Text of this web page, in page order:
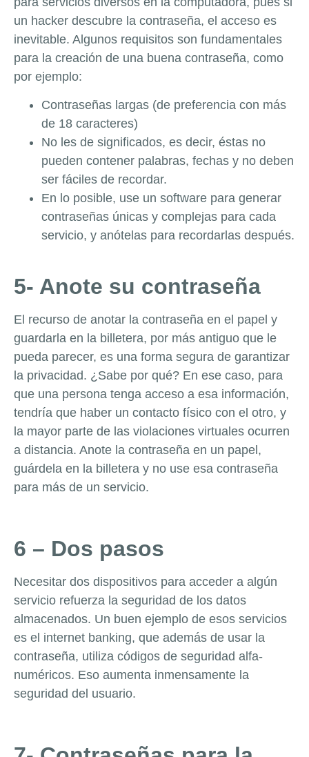
un hacker descubre la contraseña, el acceso es
inevitable. Algunos requisitos son fundamentales
para la creación de una buena contraseña, como
por ejemplo:
Contraseñas largas (de preferencia con más
de 18 caracteres)
No les de significados, es decir, éstas no
pueden contener palabras, fechas y no deben
ser fáciles de recordar.
En lo posible, use un software para generar
contraseñas únicas y complejas para cada
servicio, y anótelas para recordarlas después.
5- Anote su contraseña
El recurso de anotar la contraseña en el papel y
guardarla en la billetera, por más antiguo que le
pueda parecer, es una forma segura de garantizar
la privacidad. ¿Sabe por qué? En ese caso, para
que una persona tenga acceso a esa información,
tendría que haber un contacto físico con el otro, y
la mayor parte de las violaciones virtuales ocurren
a distancia. Anote la contraseña en un papel,
guárdela en la billetera y no use esa contraseña
para más de un servicio.
6 – Dos pasos
Necesitar dos dispositivos para acceder a algún
servicio refuerza la seguridad de los datos
almacenados. Un buen ejemplo de esos servicios
es el internet banking, que además de usar la
contraseña, utiliza códigos de seguridad alfa-
numéricos. Eso aumenta inmensamente la
seguridad del usuario.